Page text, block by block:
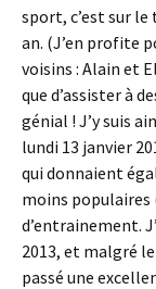
sport, c’est sur
an. (J’en profite
voisins : Alain et
que d’assister à
génial ! J’y suis
lundi 13 janvier
qui donnaient
moins
d’entrainement.
2013, et malgré le
passé une